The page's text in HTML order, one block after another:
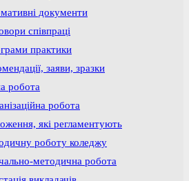
документи
співпраці
практики
заяви, зразки
робота
робота
які регламентують
роботу коледжу
методична робота